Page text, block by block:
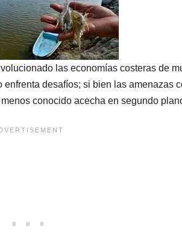
las economías costeras de
desafíos; si bien las amenazas
conocido acecha en segundo